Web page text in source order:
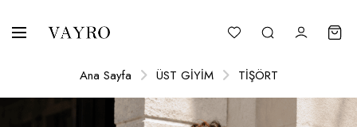
Ana Sayfa ÜST GİYİM TİŞÖRT